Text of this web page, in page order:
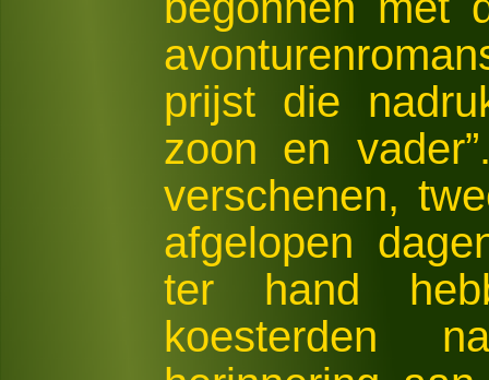
prijst die
zoon en
verschenen,
afgelopen
ter hand
koesterden